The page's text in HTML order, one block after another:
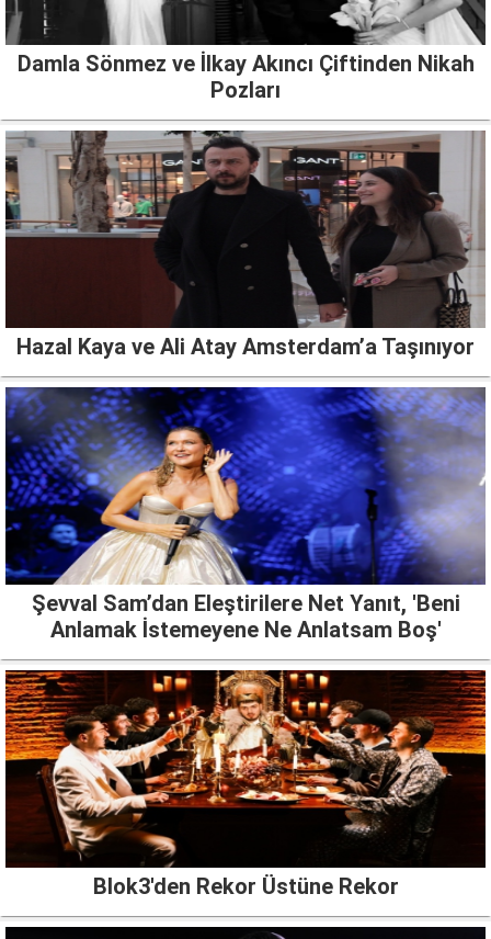
Damla Sönmez ve İlkay Akıncı Çiftinden Nikah
Pozları
Hazal Kaya ve Ali Atay Amsterdam’a Taşınıyor
Şevval Sam’dan Eleştirilere Net Yanıt, 'Beni
Anlamak İstemeyene Ne Anlatsam Boş'
Blok3'den Rekor Üstüne Rekor